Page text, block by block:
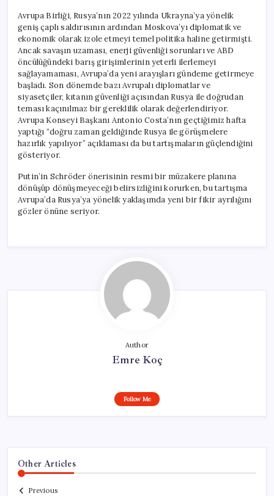
Avrupa Birliği, Rusya’nın 2022 yılında Ukrayna’ya yönelik
geniş çaplı saldırısının ardından Moskova’yı diplomatik ve
ekonomik olarak izole etmeyi temel politika haline getirmişti.
Ancak savaşın uzaması, enerji güvenliği sorunları ve ABD
öncülüğündeki barış girişimlerinin yeterli ilerlemeyi
sağlayamaması, Avrupa’da yeni arayışları gündeme getirmeye
başladı. Son dönemde bazı Avrupalı diplomatlar ve
siyasetçiler, kıtanın güvenliği açısından Rusya ile doğrudan
teması kaçınılmaz bir gereklilik olarak değerlendiriyor.
Avrupa Konseyi Başkanı Antonio Costa’nın geçtiğimiz hafta
yaptığı “doğru zaman geldiğinde Rusya ile görüşmelere
hazırlık yapılıyor” açıklaması da bu tartışmaların güçlendiğini
gösteriyor.
Putin’in Schröder önerisinin resmi bir müzakere planına
dönüşüp dönüşmeyeceği belirsizliğini korurken, bu tartışma
Avrupa’da Rusya’ya yönelik yaklaşımda yeni bir fikir ayrılığını
gözler önüne seriyor.
Author
Emre Koç
Follow Me
Other Articles
Previous